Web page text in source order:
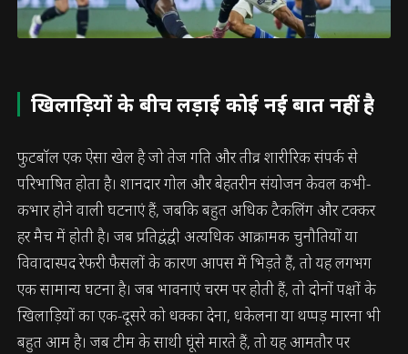
खिलाड़ियों के बीच लड़ाई कोई नई बात नहीं है
फुटबॉल एक ऐसा खेल है जो तेज गति और तीव्र शारीरिक संपर्क से
परिभाषित होता है। शानदार गोल और बेहतरीन संयोजन केवल कभी-
कभार होने वाली घटनाएं हैं, जबकि बहुत अधिक टैकलिंग और टक्कर
हर मैच में होती है। जब प्रतिद्वंद्वी अत्यधिक आक्रामक चुनौतियों या
विवादास्पद रेफरी फैसलों के कारण आपस में भिड़ते हैं, तो यह लगभग
एक सामान्य घटना है। जब भावनाएं चरम पर होती हैं, तो दोनों पक्षों के
खिलाड़ियों का एक-दूसरे को धक्का देना, धकेलना या थप्पड़ मारना भी
बहुत आम है। जब टीम के साथी घूंसे मारते हैं, तो यह आमतौर पर